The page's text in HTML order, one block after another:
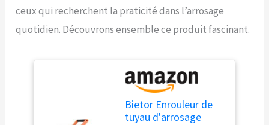
ceux qui recherchent la praticité dans l’arrosage
quotidien. Découvrons ensemble ce produit fascinant.
Bietor Enrouleur de
tuyau d'arrosage